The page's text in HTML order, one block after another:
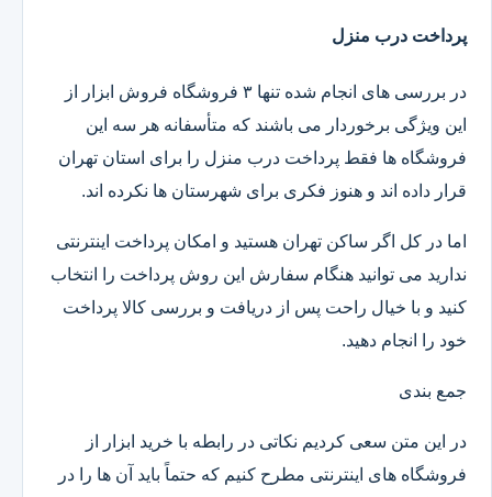
پرداخت درب منزل
در بررسی های انجام شده تنها ۳ فروشگاه فروش ابزار از
این ویژگی برخوردار می باشند که متأسفانه هر سه این
فروشگاه ها فقط پرداخت درب منزل را برای استان تهران
قرار داده اند و هنوز فکری برای شهرستان ها نکرده اند.
اما در کل اگر ساکن تهران هستید و امکان پرداخت اینترنتی
ندارید می توانید هنگام سفارش این روش پرداخت را انتخاب
کنید و با خیال راحت پس از دریافت و بررسی کالا پرداخت
خود را انجام دهید.
جمع بندی
در این متن سعی کردیم نکاتی در رابطه با خرید ابزار از
فروشگاه های اینترنتی مطرح کنیم که حتماً باید آن ها را در